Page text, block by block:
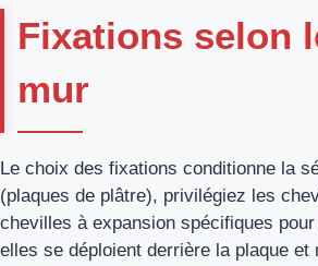
Fixations selon
mur
Le choix des fixations conditionne la
(plaques de plâtre), privilégiez les
chevilles à expansion spécifiques
elles se déploient derrière la plaque et